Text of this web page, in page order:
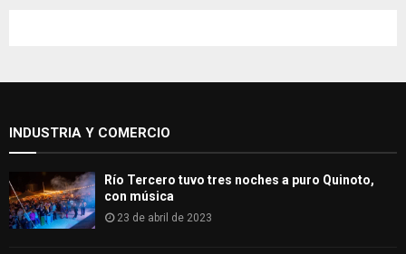
o
H
INDUSTRIA Y COMERCIO
Río Tercero tuvo tres noches a puro Quinoto,
con música
23 de abril de 2023